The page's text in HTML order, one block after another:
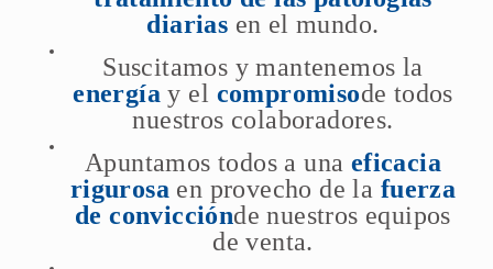
diarias en el mundo.
Suscitamos y mantenemos la
energía y el compromisode todos
nuestros colaboradores.
Apuntamos todos a una eficacia
rigurosa en provecho de la fuerza
de convicciónde nuestros equipos
de venta.